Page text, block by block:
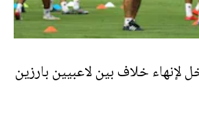
لإنهاء خلاف بين لاعبيين بارزين